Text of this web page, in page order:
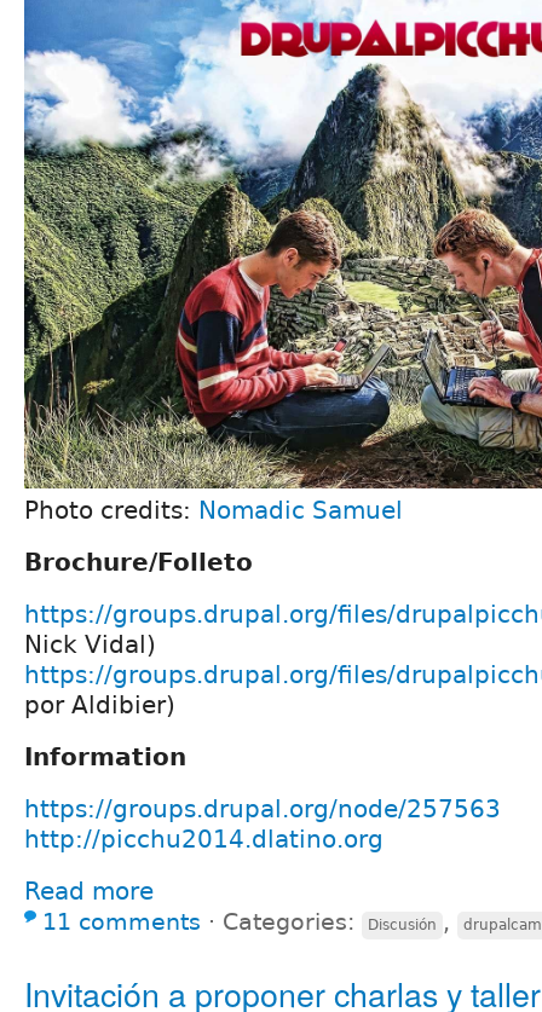
Photo credits: Nomadic Samuel
Brochure/Folleto
https://groups.drupal.org/files/
Nick Vidal)
https://groups.drupal.org/files/
por Aldibier)
Information
https://groups.drupal.org/node/257563
http://picchu2014.dlatino.org
Read more
11 comments ⋅ Categories: Discusión ,
Invitación a proponer charlas y